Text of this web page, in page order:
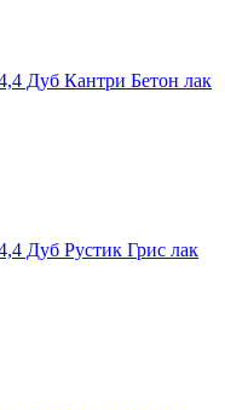
Дуб Кантри Бетон лак
Дуб Рустик Грис лак